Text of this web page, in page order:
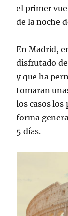
el primer
de la noche
En Madrid,
disfrutado
y que ha
tomaran
los casos
forma
5 días.